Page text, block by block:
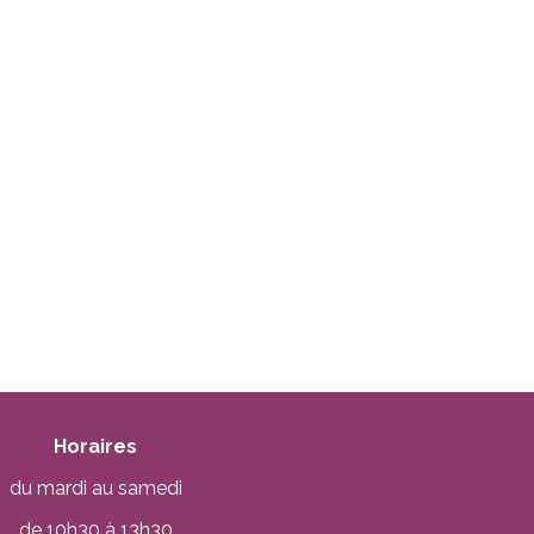
Horaires
du mardi au samedi